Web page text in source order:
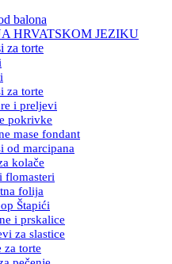
balona
HRVATSKOM JEZIKU
za torte
za torte
i preljevi
pokrivke
mase fondant
od marcipana
kolače
flomasteri
folija
Štapići
i prskalice
za slastice
za torte